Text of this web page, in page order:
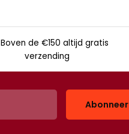
Boven de €150 altijd gratis
verzending
Abonneer